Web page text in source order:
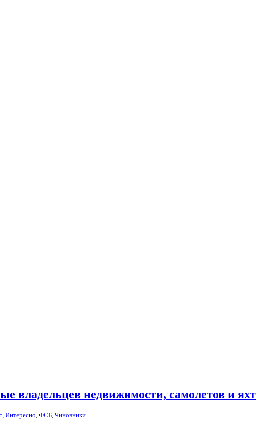
владельцев недвижимости, самолетов и яхт
Интересно ФСБ Чиновники